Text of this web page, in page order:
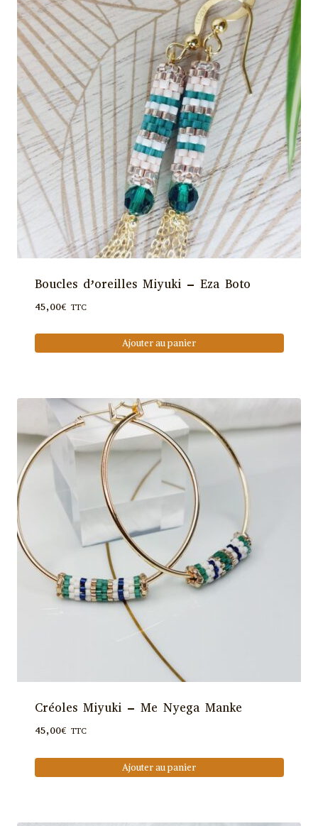
Boucles d’oreilles Miyuki – Eza Boto
45,00€ TTC
Ajouter au panier
Créoles Miyuki – Me Nyega Manke
45,00€ TTC
Ajouter au panier